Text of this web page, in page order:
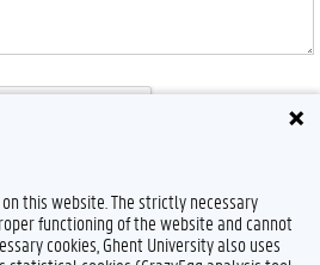
this website. The strictly necessary
functioning of the website and cannot
cookies, Ghent University also uses